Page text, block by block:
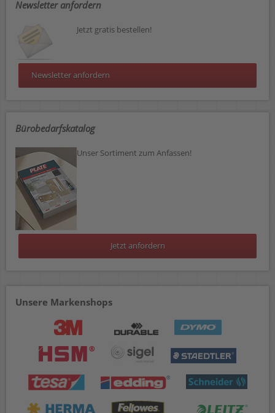
Newsletter anfordern
Jetzt gratis bestellen!
Newsletter anfordern
Bürobedarfskatalog
Unser Sortiment zum Anfassen!
Jetzt anfordern
Unsere Markenshops